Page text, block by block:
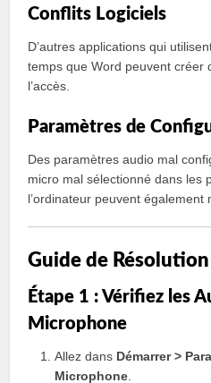
Conflits Logiciels
D’autres applications qui
temps que Word peuvent créer
l’accès.
Paramètres de
Des paramètres audio mal
micro mal sélectionné dans les
l’ordinateur peuvent également
Guide de
Étape 1 : Vérifiez les
Microphone
Allez dans Démarrer >
Microphone